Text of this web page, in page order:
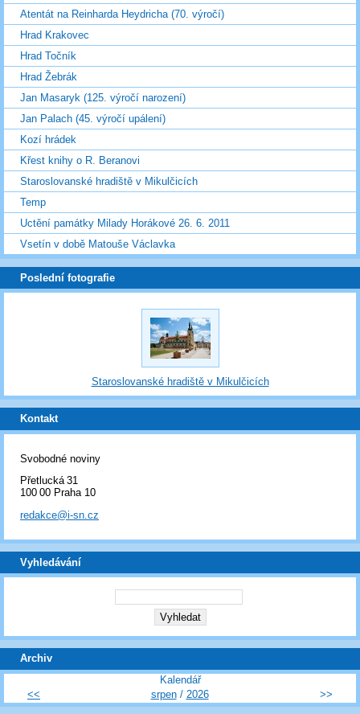
Atentát na Reinharda Heydricha (70. výročí)
Hrad Krakovec
Hrad Točník
Hrad Žebrák
Jan Masaryk (125. výročí narození)
Jan Palach (45. výročí upálení)
Kozí hrádek
Křest knihy o R. Beranovi
Staroslovanské hradiště v Mikulčicích
Temp
Uctění památky Milady Horákové 26. 6. 2011
Vsetín v době Matouše Václavka
Poslední fotografie
Staroslovanské hradiště v Mikulčicích
Kontakt
Svobodné noviny
Přetlucká 31
100 00 Praha 10
redakce@i-sn.cz
Vyhledávání
Archiv
Kalendář
<<
srpen/ 2026 >>